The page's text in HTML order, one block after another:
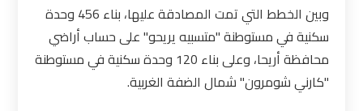
وبين الخطط التي تمت المصادقة عليها، بناء 456 وحدة
سكنية في مستوطنة "متسبيه يريحو" على حساب أراضي
محافظة أريحا، وعلى بناء 120 وحدة سكنية في مستوطنة
"كارني شومرون"شمال الضفة الغربية.